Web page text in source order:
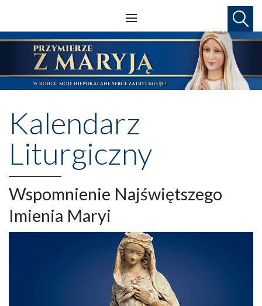
Kalendarz
Liturgiczny
Wspomnienie Najświętszego
Imienia Maryi